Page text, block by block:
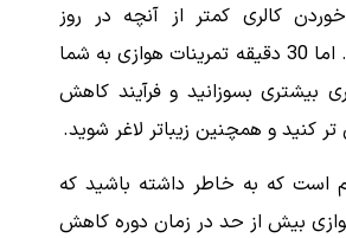
کالری کمتر از آنچه در روز
می‌سوزانید است. اما 30 دقیقه تمرینات هوازی به شما
بیشتری بسوزانید و فرآیند کاهش
کنید و همچنین زیباتر لاغر شوید.
است که به خاطر داشته باشید که
بیش از حد در زمان دوره کاهش